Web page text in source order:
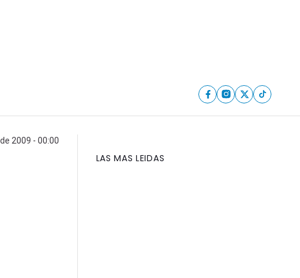
2009 - 00:00
LAS MAS LEIDAS